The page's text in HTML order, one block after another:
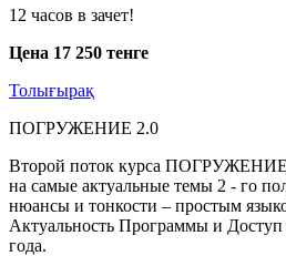
12 часов в зачет!
Цена 17 250 тенге
Толығырақ
ПОГРУЖЕНИЕ 2.0
Второй поток курса
на самые актуальные темы 2 - го
нюансы и тонкости – простым
Актуальность Программы и
года.